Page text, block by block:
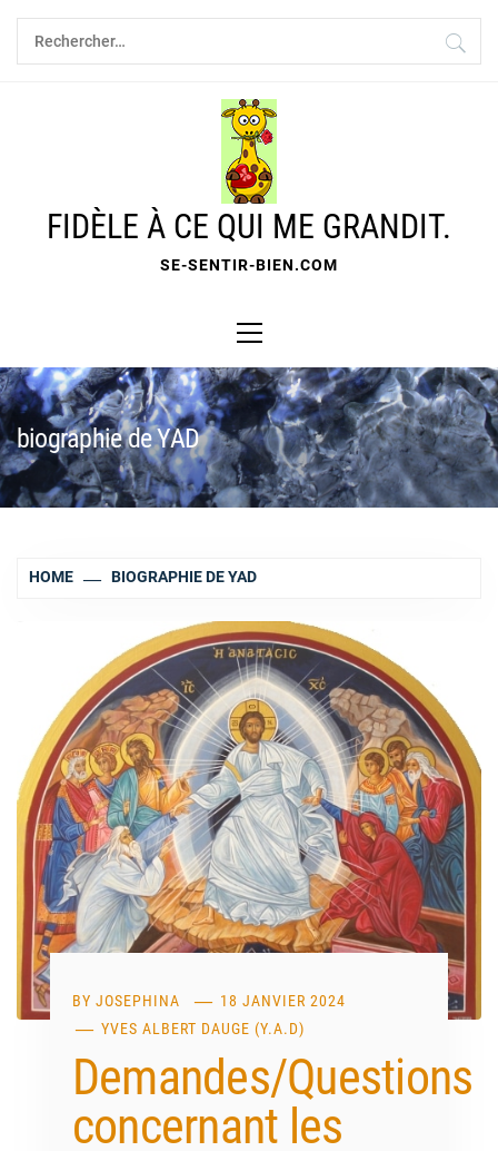
Skip
content
Rechercher :
FIDÈLE À CE QUI ME GRANDIT.
SE-SENTIR-BIEN.COM
Menu
biographie de YAD
HOME BIOGRAPHIE DE YAD
BY JOSEPHINA
18 JANVIER 2024
YVES ALBERT DAUGE (Y.A.D)
Demandes/Questions
concernant les